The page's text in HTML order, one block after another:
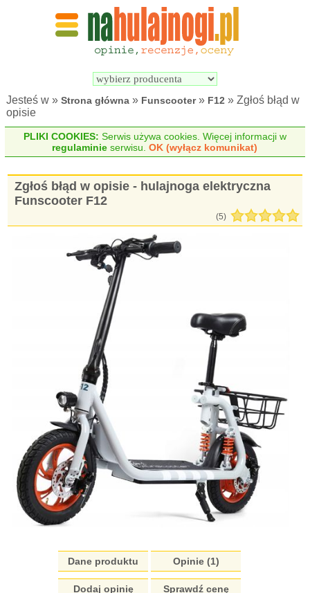
Wyszukiwarka
elektrycznych
Jesteś w »Strona główna » Funscooter» F12 » Zgłoś błąd w
opisie
PLIKI COOKIES: Serwis używa cookies. Więcej informacji w
regulaminie serwisu.OK (wyłącz komunikat)
Zgłoś błąd w opisie - hulajnoga elektryczna
Funscooter F12
(5)
Dane produktu Opinie (1)
Dodaj opinię Sprawdź cenę